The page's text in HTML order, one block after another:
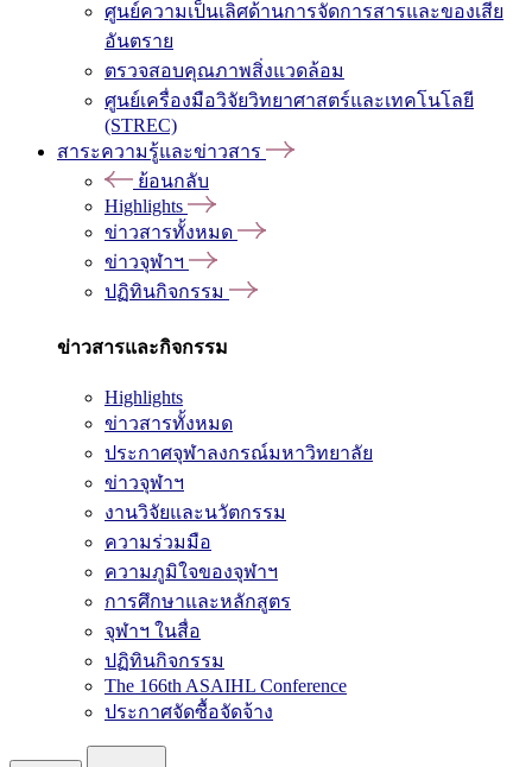
ศูนย์ความเป็นเลิศด้านการจัดการสารและของเสีย
อันตราย
ตรวจสอบคุณภาพสิ่งแวดล้อม
ศูนย์เครื่องมือวิจัยวิทยาศาสตร์และเทคโนโลยี
(STREC)
สาระความรู้และข่าวสาร
ย้อนกลับ
Highlights
ข่าวสารทั้งหมด
ข่าวจุฬาฯ
ปฏิทินกิจกรรม
ข่าวสารและกิจกรรม
Highlights
ข่าวสารทั้งหมด
ประกาศจุฬาลงกรณ์มหาวิทยาลัย
ข่าวจุฬาฯ
งานวิจัยและนวัตกรรม
ความร่วมมือ
ความภูมิใจของจุฬาฯ
การศึกษาและหลักสูตร
จุฬาฯ ในสื่อ
ปฏิทินกิจกรรม
The 166th ASAIHL Conference
ประกาศจัดซื้อจัดจ้าง